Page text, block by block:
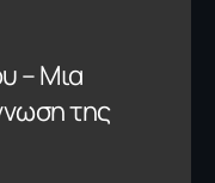
– Μια
της